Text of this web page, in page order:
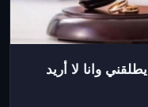
وانا لا أريد